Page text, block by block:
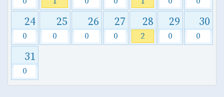
24
0
25
0
26
0
27
0
28
2
29
0
30
0
31
0